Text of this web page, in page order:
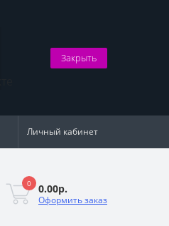
Закрыть
Личный кабинет
0 0.00р.
Оформить заказ